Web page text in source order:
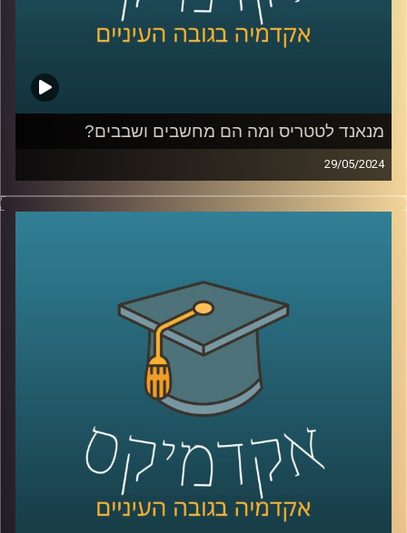
בפרק זה מצטרף אלינו פרופ' אסיף אפרת, ראש תוכנית התואר
השני בבית ספר לאודר לממשל, דיפלומטיה ואסטרטגיה ומ"מ
קרדיט תמונות:AudioVersity
מנאנד לטטריס ומה הם מחשבים ושבבים?
29/05/2024
מחשבים ושבבים נמצאים בכל מקום בימים אלו,
מהשעון המעורר בבוקר דרך הפעלת מוצרי חשמל, הטלפונים,
אז מה זה מחשב איך הוא עובד ומה התפקיד שלו?
רובנו עדיין לא יודעים להסביר
אז איתנו כאן פרופ שמעון שוקן פרופ׳ שמעון שוקן, דיקן
מייסד של בית הספר אפי ארזי למדעי המחשב
קרדיט תמונות:
AudioVersity